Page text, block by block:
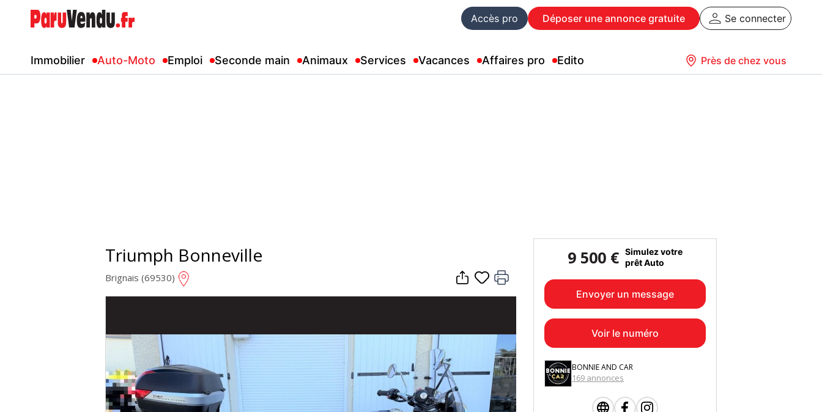
Accès pro Déposer une annonce gratuite Se connecter
Immobilier Auto-Moto Emploi Seconde main Animaux Services Vacances Affaires pro Edito Près de chez vous
Triumph Bonneville
Brignais (69530)
9 500 € Simulez votre
prêt Auto
Envoyer un message
Voir le numéro
BONNIE AND CAR
169 annonces